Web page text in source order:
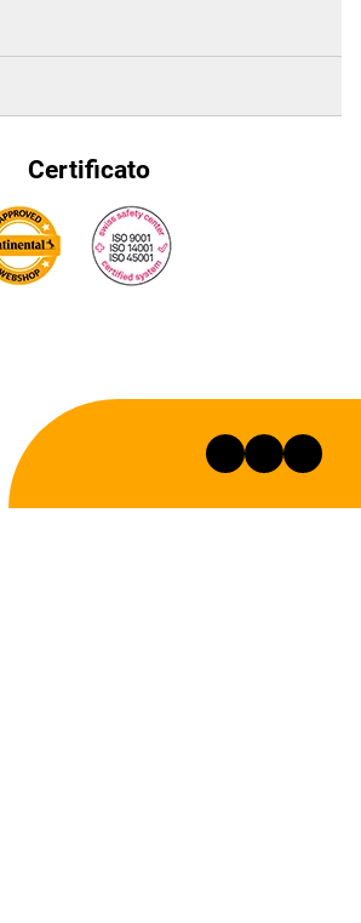
Certificato